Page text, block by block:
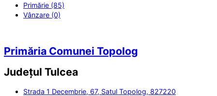
Primărie (85)
Vânzare (0)
Primăria Comunei Topolog
Județul Tulcea
Strada 1 Decembrie, 67, Satul Topolog, 827220